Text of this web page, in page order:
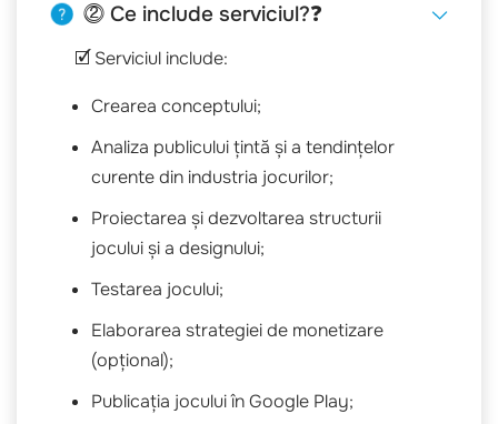
⓶ Ce include serviciul?❓
🗹 Serviciul include:
Crearea conceptului;
Analiza publicului țintă și a tendințelor
curente din industria jocurilor;
Proiectarea și dezvoltarea structurii
jocului și a designului;
Testarea jocului;
Elaborarea strategiei de monetizare
(opțional);
Publicația jocului în Google Play;